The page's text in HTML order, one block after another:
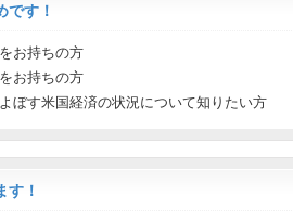
です！
お持ちの方
お持ちの方
ぼす米国経済の状況について知りたい方
す！